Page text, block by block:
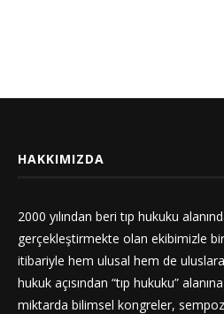
HAKKIMIZDA
2000 yılından beri tıp hukuku
gerçekleştirmekte olan ekibimizle
itibariyle hem ulusal hem de
hukuk açısından “tıp hukuku”
miktarda bilimsel kongreler,